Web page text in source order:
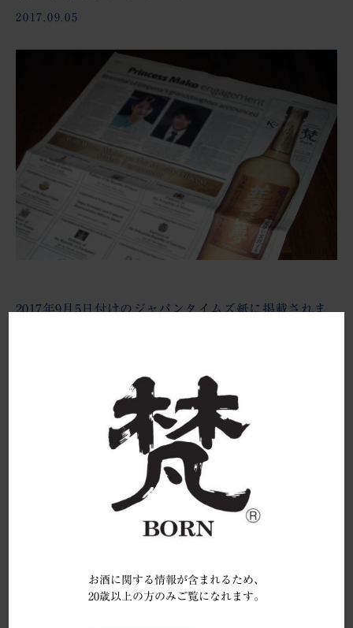
お酒に関する情報が含まれるため、
20歳以上の方のみご覧になれます。
最近のできごと
お問い合わせ
2017.09.05
2017年9月5日付けのジャパンタイムズ紙に掲載されま
秋篠宮家の長女、眞子内親王殿下と小室圭様のご婚約
内定を、衷心よりお慶び申し上げます。
平成29酒造年度の新米新酒（五百万
石・純米吟…